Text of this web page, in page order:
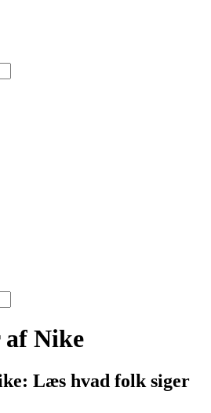
af Nike
Læs hvad folk siger